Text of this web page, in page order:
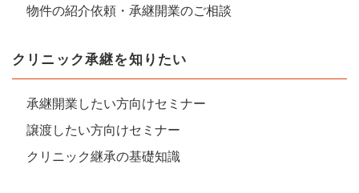
物件の紹介依頼・承継開業のご相談
クリニック承継を知りたい
承継開業したい方向けセミナー
譲渡したい方向けセミナー
クリニック継承の基礎知識